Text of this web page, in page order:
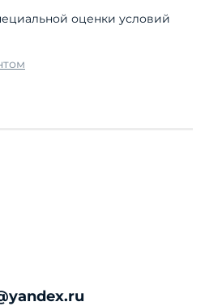
оценки условий